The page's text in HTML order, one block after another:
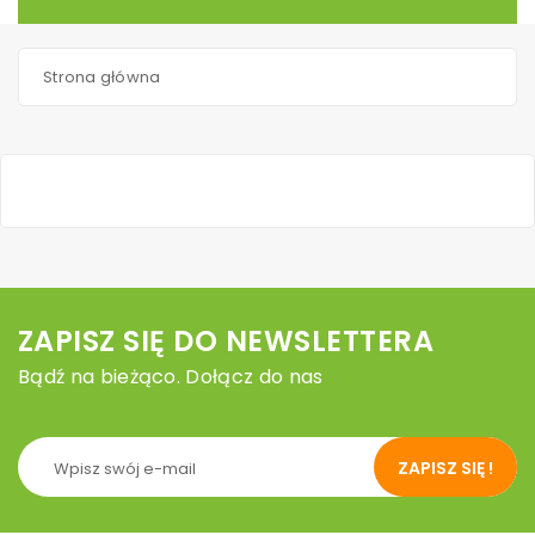
Strona główna
ZAPISZ SIĘ DO NEWSLETTERA
Bądź na bieżąco. Dołącz do nas
ZAPISZ SIĘ !